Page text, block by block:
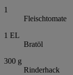
1
Fleischtomate
1 EL
Bratöl
300 g
Rinderhack